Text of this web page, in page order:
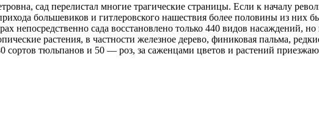
сад перелистал многие трагические страницы. Если к началу
большевиков и гитлеровского нашествия более половины из
непосредственно сада восстановлено только 440 видов насаждений,
растения, в частности железное дерево, финиковая пальма,
сортов тюльпанов и 50 — роз, за саженцами цветов и растений